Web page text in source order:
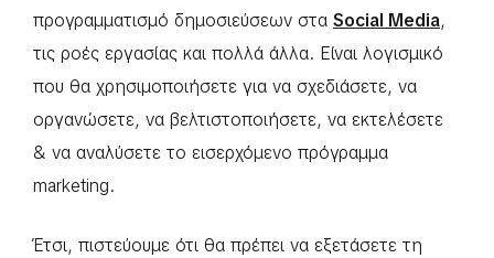
προγραμματισμό δημοσιεύσεων στα Social Media,
τις ροές εργασίας και πολλά άλλα. Είναι λογισμικό
που θα χρησιμοποιήσετε για να σχεδιάσετε, να
οργανώσετε, να βελτιστοποιήσετε, να εκτελέσετε
& να αναλύσετε το εισερχόμενο πρόγραμμα
marketing.
Έτσι, πιστεύουμε ότι θα πρέπει να εξετάσετε τη